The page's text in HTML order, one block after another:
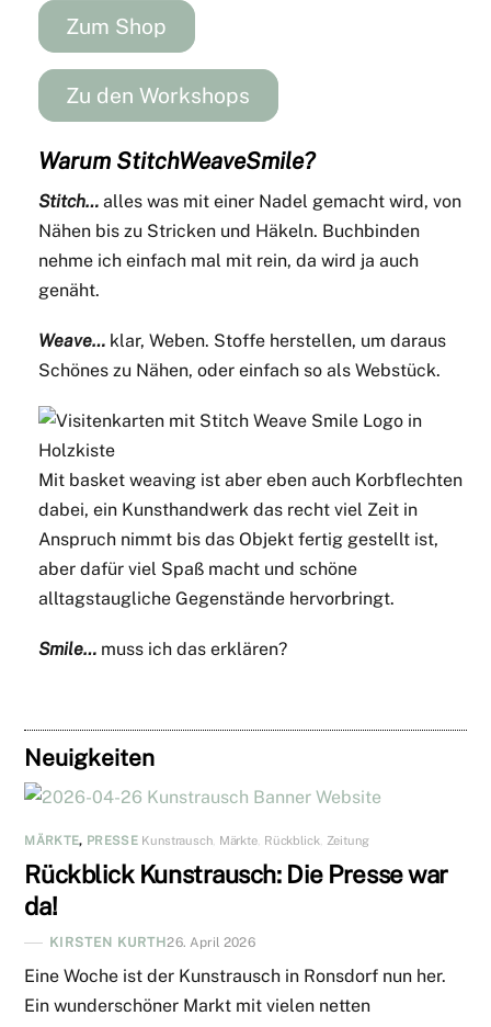
Zum Shop
Zu den Workshops
Warum StitchWeaveSmile?
Stitch… alles was mit einer Nadel gemacht wird, von
Nähen bis zu Stricken und Häkeln. Buchbinden
nehme ich einfach mal mit rein, da wird ja auch
genäht.
Weave… klar, Weben. Stoffe herstellen, um daraus
Schönes zu Nähen, oder einfach so als Webstück.
Mit basket weaving ist aber eben auch Korbflechten
dabei, ein Kunsthandwerk das recht viel Zeit in
Anspruch nimmt bis das Objekt fertig gestellt ist,
aber dafür viel Spaß macht und schöne
alltagstaugliche Gegenstände hervorbringt.
Smile… muss ich das erklären?
Neuigkeiten
MÄRKTE, PRESSE Kunstrausch, Märkte, Rückblick, Zeitung
Rückblick Kunstrausch: Die Presse war
da!
KIRSTEN KURTH26. April 2026
Eine Woche ist der Kunstrausch in Ronsdorf nun her.
Ein wunderschöner Markt mit vielen netten